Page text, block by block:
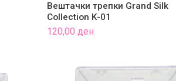
Вештачки трепки Grand Silk
Collection K-01
120,00ден